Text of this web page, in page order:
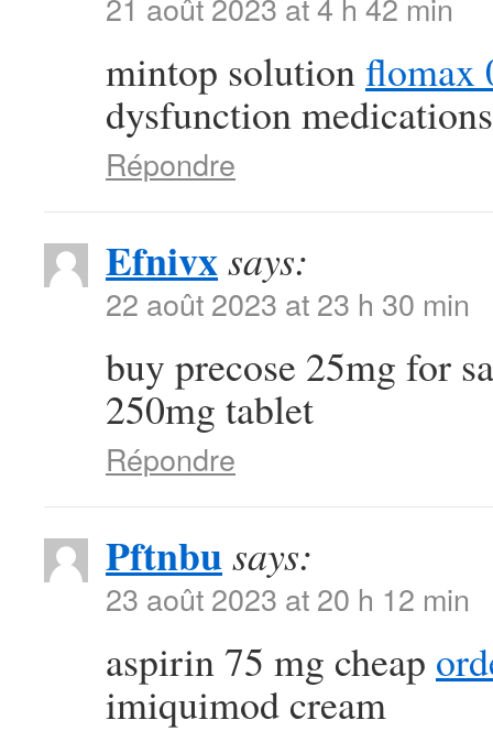
mintop solution flomax
dysfunction medications
Répondre
Efnivxsays:
22 août 2023 at 23 h 30 min
buy precose 25mg for
250mg tablet
Répondre
Pftnbusays:
23 août 2023 at 20 h 12 min
aspirin 75 mg cheap
imiquimod cream